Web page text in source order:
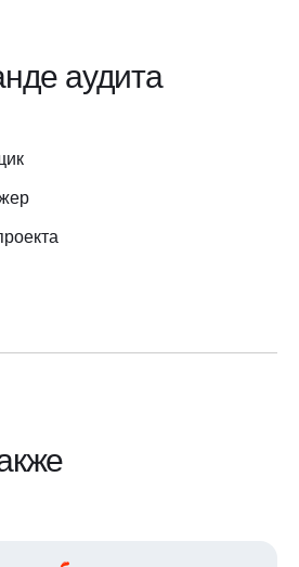
аудита